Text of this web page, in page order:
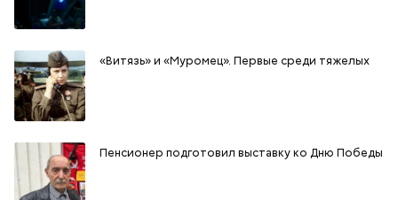
«Витязь» и «Муромец». Первые среди тяжелых
Пенсионер подготовил выставку ко Дню Победы